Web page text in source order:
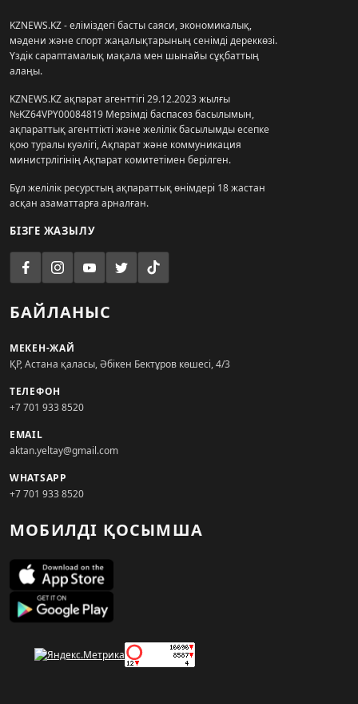
KZNEWS.KZ - еліміздегі басты саяси, экономикалық,
мәдени және спорт жаңалықтарының сенімді дереккөзі.
Үздік сараптамалық мақала мен шынайы сұқбаттың
алаңы.
KZNEWS.KZ ақпарат агенттігі 29.12.2023 жылғы
№KZ64VPY00084819 Мерзімді баспасөз басылымын,
ақпараттық агенттікті және желілік басылымды есепке
қою туралы куәлігі, Ақпарат және коммуникация
министрлігінің Ақпарат комитетімен берілген.
Бұл желілік ресурстың ақпараттық өнімдері 18 жастан
асқан азаматтарға арналған.
БІЗГЕ ЖАЗЫЛУ
БАЙЛАНЫС
МЕКЕН-ЖАЙ
ҚР, Астана қаласы, Әбікен Бектұров көшесі, 4/3
ТЕЛЕФОН
+7 701 933 8520
EMAIL
aktan.yeltay@gmail.com
WHATSAPP
+7 701 933 8520
МОБИЛДІ ҚОСЫМША